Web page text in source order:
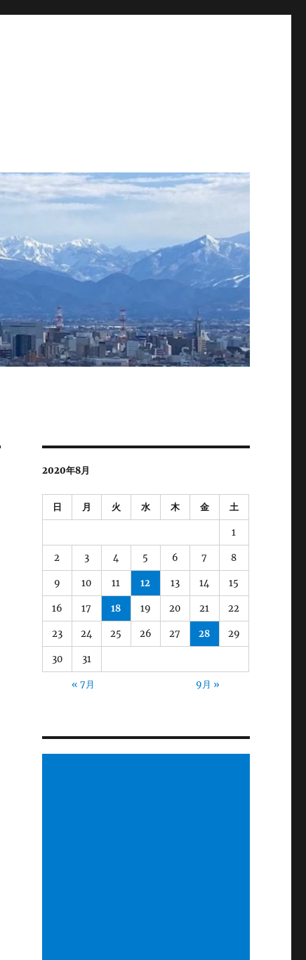
2020年8月
日 月 火 水 木 金 土
1
2 3 4 5 6 7 8
9 10 11 12 13 14 15
16 17 18 19 20 21 22
23 24 25 26 27 28 29
30 31
« 7月 9月 »